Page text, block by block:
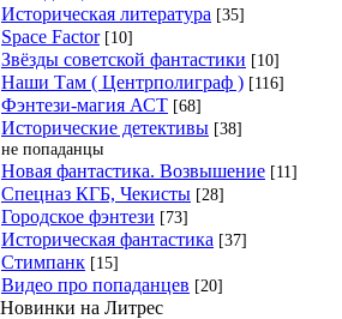
Историческая литература [35]
Space Factor [10]
Звёзды советской фантастики [10]
Наши Там ( Центрполиграф ) [116]
Фэнтези-магия АСТ [68]
Исторические детективы [38]
не попаданцы
Новая фантастика. Возвышение [11]
Спецназ КГБ, Чекисты [28]
Городское фэнтези [73]
Историческая фантастика [37]
Стимпанк [15]
Видео про попаданцев [20]
Новинки на Литрес